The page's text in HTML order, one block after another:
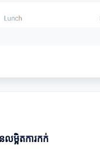
ម្អិត​ការ​កក់